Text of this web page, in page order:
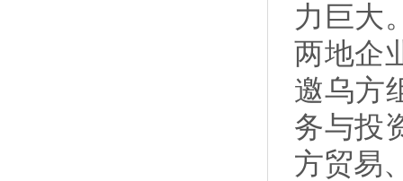
力巨大
两地企
邀乌方
务与投
方贸易